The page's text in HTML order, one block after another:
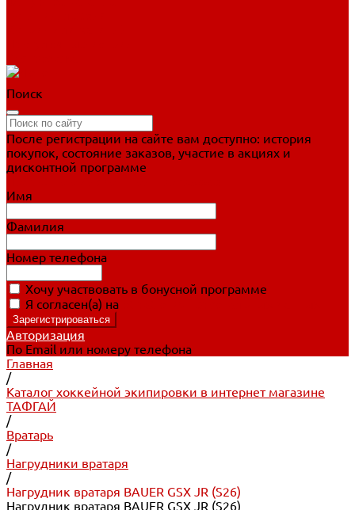
Поиск
После регистрации на сайте вам доступно: история
покупок, состояние заказов, участие в акциях и
дисконтной программе
Имя
Фамилия
Номер телефона
Хочу участвовать в бонусной программе
Я согласен(а) на
Авторизация
По Email или номеру телефона
Главная
/
Каталог хоккейной экипировки в интернет магазине
ТАФГАЙ
/
Вратарь
/
Нагрудники вратаря
/
Нагрудник вратаря BAUER GSX JR (S26)
Нагрудник вратаря BAUER GSX JR (S26)